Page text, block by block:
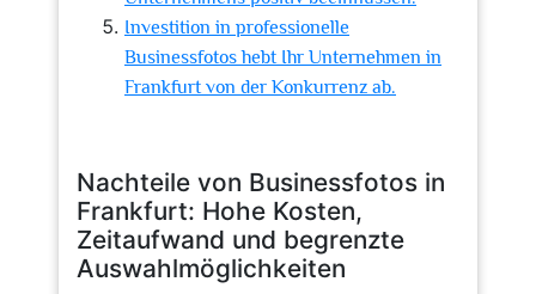
Investition in professionelle
Businessfotos hebt Ihr Unternehmen in
Frankfurt von der Konkurrenz ab.
Nachteile von Businessfotos in
Frankfurt: Hohe Kosten,
Zeitaufwand und begrenzte
Auswahlmöglichkeiten